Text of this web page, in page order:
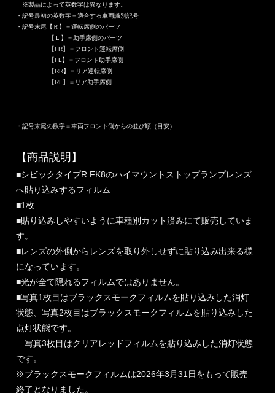
※製品によって英数字は異なります。
・記号最初の英数字＝適合する車両識別記号
・記号末尾【Ｒ】＝運転席側のパーツ
【Ｌ】＝助手席側のパーツ
【FR】＝フロント運転席側
【FL】＝フロント助手席側
【RR】＝リア運転席側
【RL】＝リア助手席側
・記号末尾の数字＝車両フロント側からの並び順（目安）
【商品説明】
■シビックタイプR FK8のハイマウントストップランプレンズ
へ貼り込みするフィルム
■1枚
■貼り込みしやすいように車種別カット済みにて販売していま
す。
■レンズの外側からレンズを取り外しせずに貼り込み出来る様
になっています。
■光が全て隠れるフィルムではありません。
■写真1枚目はブラックスモークフィルムを貼り込みした消灯
状態、写真2枚目はブラックスモークフィルムを貼り込みした
点灯状態です。
写真3枚目はクリアレッドフィルムを貼り込みした消灯状態
です。
※ブラックスモークフィルムは2026年3月31日をもって販売
終了となりました。